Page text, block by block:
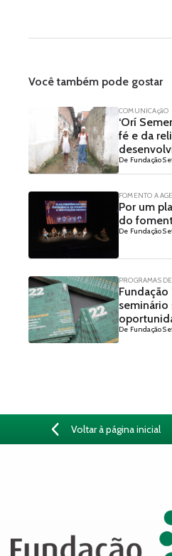
Você também pode gostar
COMUNICAçãO
‘Orí
fé e da
De Fundação
FOMENTO A
Por um
do
De Fundação
PROGRAMAS
seminário
urbanas
De Fundação
Voltar à página inicial